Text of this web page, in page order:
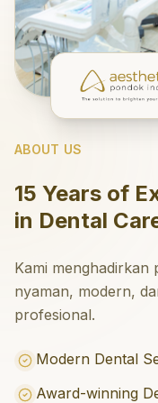
ABOUT US
15 Years of
in Dental
Kami menghadirkan
nyaman, modern,
profesional.
Modern Dental
Award-winning